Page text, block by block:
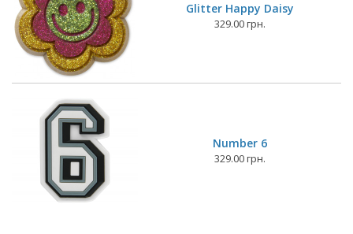
Glitter Happy Daisy
329.00 грн.
Number 6
329.00 грн.